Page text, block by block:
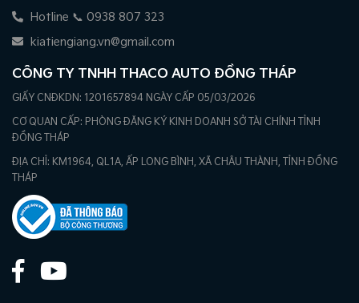
Hotline 📞 0938 807 323
kiatiengiang.vn@gmail.com
CÔNG TY TNHH THACO AUTO ĐỒNG THÁP
GIẤY CNĐKDN: 1201657894 NGÀY CẤP 05/03/2026
CƠ QUAN CẤP: PHÒNG ĐĂNG KÝ KINH DOANH SỞ TÀI CHÍNH TỈNH
ĐỒNG THÁP
ĐỊA CHỈ: KM1964, QL1A, ẤP LONG BÌNH, XÃ CHÂU THÀNH, TỈNH ĐỒNG
THÁP